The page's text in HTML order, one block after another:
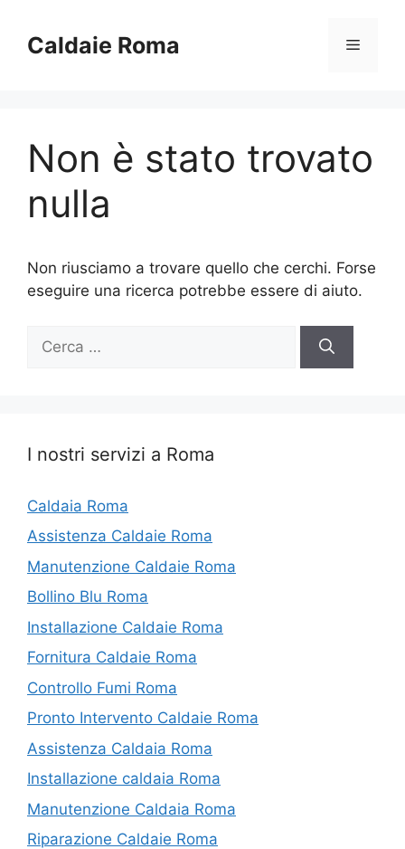
contenuto
Caldaie Roma Menu
Non è stato trovato
nulla
Non riusciamo a trovare quello che cerchi. Forse
eseguire una ricerca potrebbe essere di aiuto.
per:
I nostri servizi a Roma
Caldaia Roma
Assistenza Caldaie Roma
Manutenzione Caldaie Roma
Bollino Blu Roma
Installazione Caldaie Roma
Fornitura Caldaie Roma
Controllo Fumi Roma
Pronto Intervento Caldaie Roma
Assistenza Caldaia Roma
Installazione caldaia Roma
Manutenzione Caldaia Roma
Riparazione Caldaie Roma